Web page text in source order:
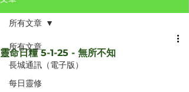
所有文章
長城通訊（電子版）
每日靈修
所有文章
靈命日糧 5-1-25 - 無所不知